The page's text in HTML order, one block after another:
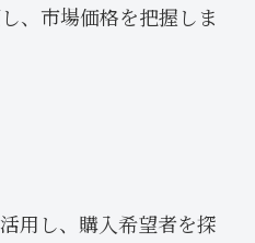
、市場価格を把握しま
用し、購入希望者を探